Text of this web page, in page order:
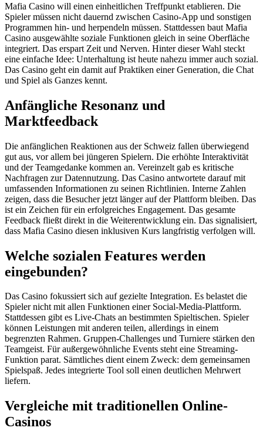
Mafia Casino will einen einheitlichen Treffpunkt etablieren. Die
Spieler müssen nicht dauernd zwischen Casino-App und sonstigen
Programmen hin- und herpendeln müssen. Stattdessen baut Mafia
Casino ausgewählte soziale Funktionen gleich in seine Oberfläche
integriert. Das erspart Zeit und Nerven. Hinter dieser Wahl steckt
eine einfache Idee: Unterhaltung ist heute nahezu immer auch sozial.
Das Casino geht ein damit auf Praktiken einer Generation, die Chat
und Spiel als Ganzes kennt.
Anfängliche Resonanz und
Marktfeedback
Die anfänglichen Reaktionen aus der Schweiz fallen überwiegend
gut aus, vor allem bei jüngeren Spielern. Die erhöhte Interaktivität
und der Teamgedanke kommen an. Vereinzelt gab es kritische
Nachfragen zur Datennutzung. Das Casino antwortete darauf mit
umfassenden Informationen zu seinen Richtlinien. Interne Zahlen
zeigen, dass die Besucher jetzt länger auf der Plattform bleiben. Das
ist ein Zeichen für ein erfolgreiches Engagement. Das gesamte
Feedback fließt direkt in die Weiterentwicklung ein. Das signalisiert,
dass Mafia Casino diesen inklusiven Kurs langfristig verfolgen will.
Welche sozialen Features werden
eingebunden?
Das Casino fokussiert sich auf gezielte Integration. Es belastet die
Spieler nicht mit allen Funktionen einer Social-Media-Plattform.
Stattdessen gibt es Live-Chats an bestimmten Spieltischen. Spieler
können Leistungen mit anderen teilen, allerdings in einem
begrenzten Rahmen. Gruppen-Challenges und Turniere stärken den
Teamgeist. Für außergewöhnliche Events steht eine Streaming-
Funktion parat. Sämtliches dient einem Zweck: dem gemeinsamen
Spielspaß. Jedes integrierte Tool soll einen deutlichen Mehrwert
liefern.
Vergleiche mit traditionellen Online-
Casinos